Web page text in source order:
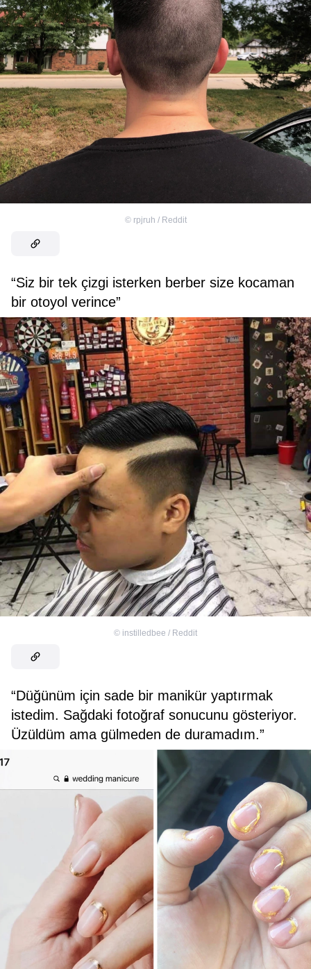
© rpjruh / Reddit
“Siz bir tek çizgi isterken berber size kocaman
bir otoyol verince”
© instilledbee / Reddit
“Düğünüm için sade bir manikür yaptırmak
istedim. Sağdaki fotoğraf sonucunu gösteriyor.
Üzüldüm ama gülmeden de duramadım.”